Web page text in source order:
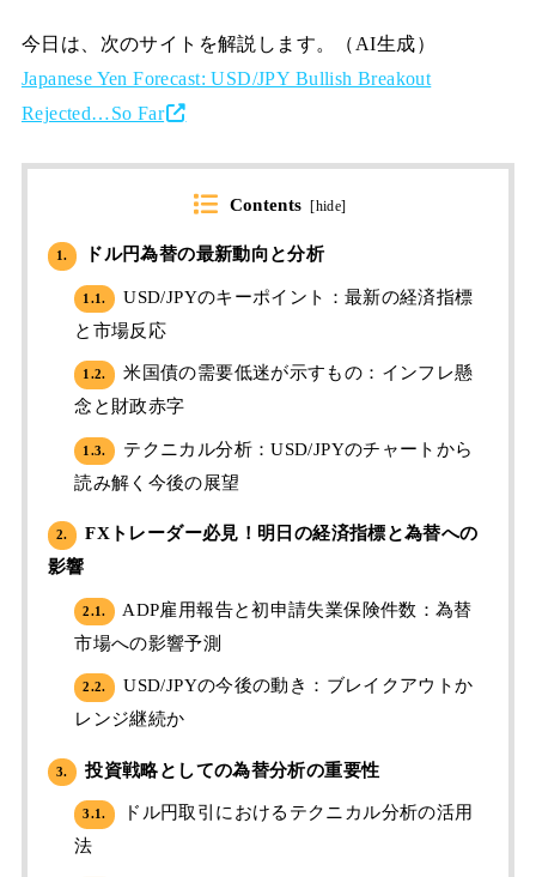
今日は、次のサイトを解説します。（AI生成）
Japanese Yen Forecast: USD/JPY Bullish Breakout
Rejected…So Far
Contents [hide]
1. ドル円為替の最新動向と分析
1.1.
USD/JPYのキーポイント：最新の経済指標
と市場反応
1.2.
米国債の需要低迷が示すもの：インフレ懸
念と財政赤字
1.3.
テクニカル分析：USD/JPYのチャートから
読み解く今後の展望
2.
FXトレーダー必見！明日の経済指標と為替への
影響
2.1.
ADP雇用報告と初申請失業保険件数：為替
市場への影響予測
2.2.
USD/JPYの今後の動き：ブレイクアウトか
レンジ継続か
3. 投資戦略としての為替分析の重要性
3.1.
ドル円取引におけるテクニカル分析の活用
法